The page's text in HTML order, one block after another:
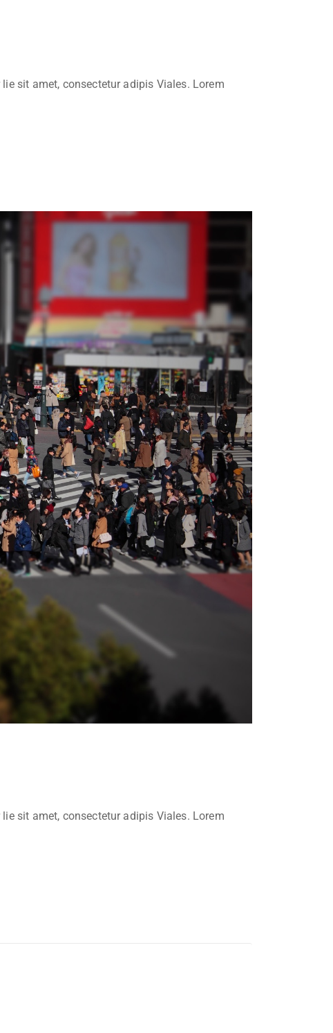
sit amet, consectetur adipis Viales. Lorem
sit amet, consectetur adipis Viales. Lorem